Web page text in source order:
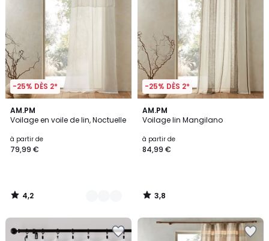
-25% DÈS 2*
AM.PM
Voilage en voile de lin, Noctuelle
à partir de
79,99 €
4,2
/ 5
3
Couleurs
4,2
/
-25% DÈS 2*
AM.PM
Voilage lin Mangilano
à partir de
84,99 €
3,8
/ 5
3,8
/